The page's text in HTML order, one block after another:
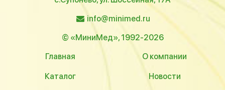
info@minimed.ru
© «МиниМед», 1992-2026
Главная
О компании
Каталог Новости